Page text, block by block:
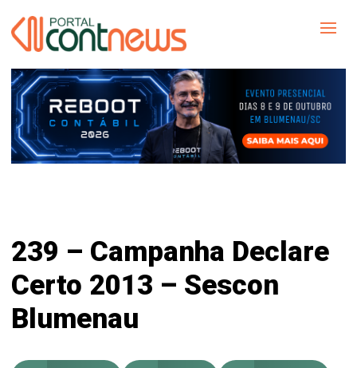
239 – Campanha Declare
Certo 2013 – Sescon
Blumenau